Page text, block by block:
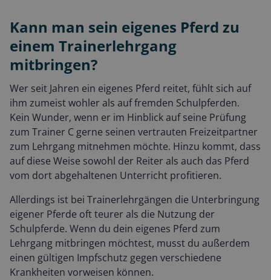
Kann man sein eigenes Pferd zu
einem Trainerlehrgang
mitbringen?
Wer seit Jahren ein eigenes Pferd reitet, fühlt sich auf
ihm zumeist wohler als auf fremden Schulpferden.
Kein Wunder, wenn er im Hinblick auf seine Prüfung
zum Trainer C gerne seinen vertrauten Freizeitpartner
zum Lehrgang mitnehmen möchte. Hinzu kommt, dass
auf diese Weise sowohl der Reiter als auch das Pferd
vom dort abgehaltenen Unterricht profitieren.
Allerdings ist bei Trainerlehrgängen die Unterbringung
eigener Pferde oft teurer als die Nutzung der
Schulpferde. Wenn du dein eigenes Pferd zum
Lehrgang mitbringen möchtest, musst du außerdem
einen gültigen Impfschutz gegen verschiedene
Krankheiten vorweisen können.